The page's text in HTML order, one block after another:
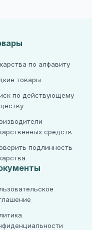
по алфавиту
товары
по действующему
средств
подлинность